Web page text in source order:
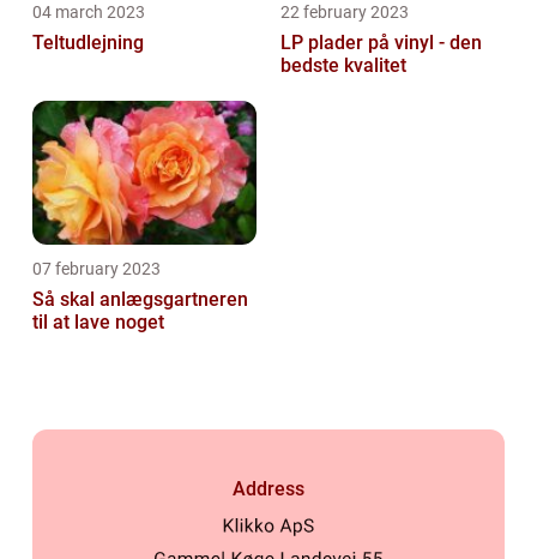
04 march 2023
Teltudlejning
22 february 2023
LP plader på vinyl - den
bedste kvalitet
07 february 2023
Så skal anlægsgartneren
til at lave noget
Address